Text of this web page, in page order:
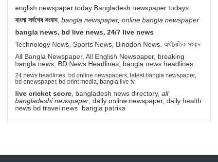
english newspaper today Bangladesh newspaper todays
বাংলা সর্বশেষ সংবাদ, bangla newspaper, online bangla newspaper
bangla news, bd live news, 24/7 live news
Technology News, Sports News, Binodon News, অর্থনৈতিক সংবাদ
All Bangla Newspaper, All English Newspaper, breaking
bangla news, BD News Headlines, bangla news headlines
24 news headlines, bd online newspapers, latest bangla newspaper,
bd enewspaper, bd print media, bangla live tv
live cricket score , bangladesh news directory, all
bangladeshi newspaper , daily online newspaper, daily health
news bd travel news bangla patrika